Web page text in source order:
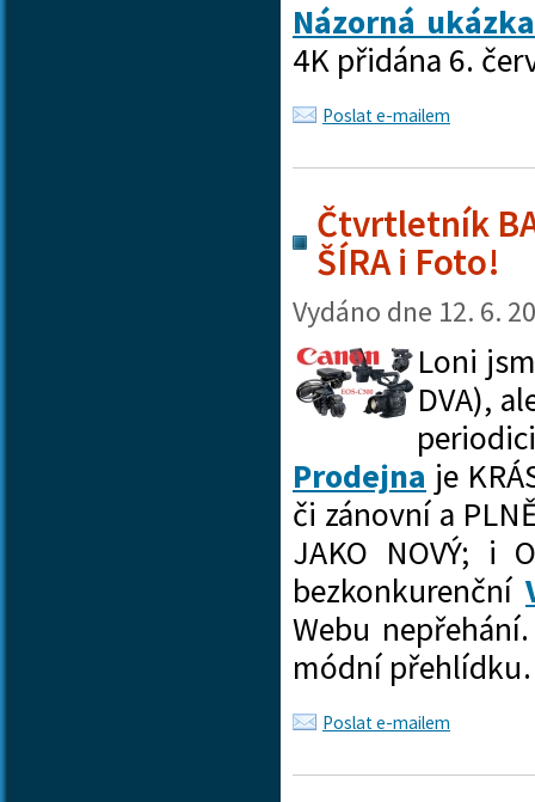
Názorná
4K přidána 6.
Poslat e-mailem
Čtvrtletník
ŠÍRA i Foto!
Vydáno dne 12. 6.
Loni
DVA),
Prodejna je
či zánovní a
JAKO NOVÝ; i
bezkonkurenční
Webu
módní
Poslat e-mailem